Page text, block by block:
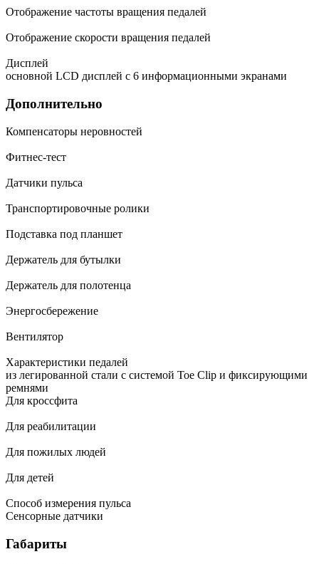
Отображение частоты вращения педалей
Отображение скорости вращения педалей
Дисплей
основной LСD дисплей с 6 информационными экранами
Дополнительно
Компенсаторы неровностей
Фитнес-тест
Датчики пульса
Транспортировочные ролики
Подставка под планшет
Держатель для бутылки
Держатель для полотенца
Энергосбережение
Вентилятор
Характеристики педалей
из легированной стали с системой Toe Clip и фиксирующими
ремнями
Для кроссфита
Для реабилитации
Для пожилых людей
Для детей
Способ измерения пульса
Сенсорные датчики
Габариты